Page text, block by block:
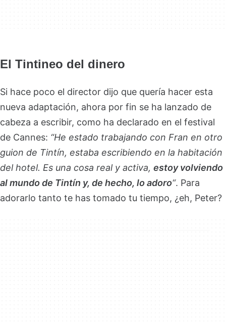
El Tintineo del dinero
Si hace poco el director dijo que quería hacer esta
nueva adaptación, ahora por fin se ha lanzado de
cabeza a escribir, como ha declarado en el festival
de Cannes: “He estado trabajando con Fran en otro
guion de Tintín, estaba escribiendo en la habitación
del hotel. Es una cosa real y activa, estoy volviendo
al mundo de Tintín y, de hecho, lo adoro“. Para
adorarlo tanto te has tomado tu tiempo, ¿eh, Peter?